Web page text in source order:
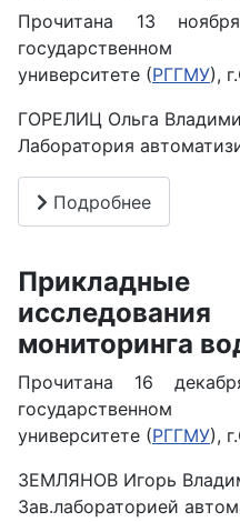
Прочитана 13
государственном
университете (РГГМУ),
ГОРЕЛИЦ Ольга
Лаборатория
Подробнее
Прикладные
мониторинга
Прочитана 16
государственном
университете (РГГМУ),
ЗЕМЛЯНОВ Игорь
Зав.лабораторией